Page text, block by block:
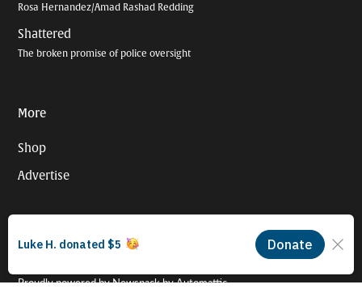
Rosa Hernandez/Amad Rashad Redding
Shattered
The broken promise of police oversight
More
Shop
Advertise
© 2026 Long Beach Journalism Initiative Inc. EIN #93-4121848.
Proudly powered by Newspack by Automattic